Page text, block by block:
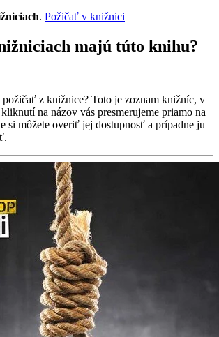
. Požičať v knižnici
majú túto knihu?
z knižnice? Toto je zoznam knižníc, v
na názov vás presmerujeme priamo na
si môžete overiť jej dostupnosť a prípadne ju